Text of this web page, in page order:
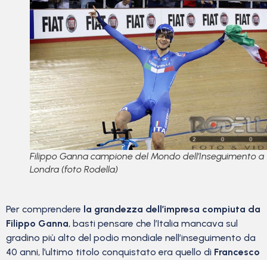
Filippo Ganna campione del Mondo dell’Inseguimento a
Londra (foto Rodella)
Per comprendere la grandezza dell’impresa compiuta da
Filippo Ganna, basti pensare che l’Italia mancava sul
gradino più alto del podio mondiale nell’inseguimento da
40 anni, l’ultimo titolo conquistato era quello di Francesco